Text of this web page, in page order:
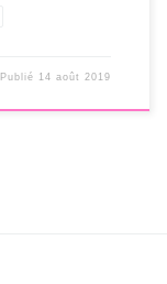
Publié 14 août 2019